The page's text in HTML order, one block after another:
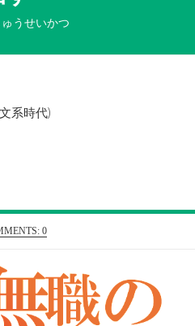
うせいかつ
系時代)
0